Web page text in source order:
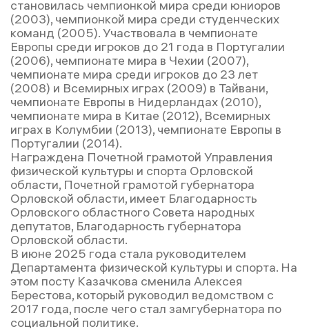
становилась чемпионкой мира среди юниоров
(2003), чемпионкой мира среди студенческих
команд (2005). Участвовала в чемпионате
Европы среди игроков до 21 года в Португалии
(2006), чемпионате мира в Чехии (2007),
чемпионате мира среди игроков до 23 лет
(2008) и Всемирных играх (2009) в Тайвани,
чемпионате Европы в Нидерландах (2010),
чемпионате мира в Китае (2012), Всемирных
играх в Колумбии (2013), чемпионате Европы в
Португалии (2014).
Награждена Почетной грамотой Управления
физической культуры и спорта Орловской
области, Почетной грамотой губернатора
Орловской области, имеет Благодарность
Орловского областного Совета народных
депутатов, Благодарность губернатора
Орловской области.
В июне 2025 года стала руководителем
Департамента физической культуры и спорта. На
этом посту Казачкова сменила Алексея
Берестова, который руководил ведомством с
2017 года, после чего стал замгубернатора по
социальной политике.